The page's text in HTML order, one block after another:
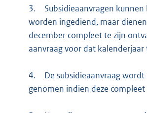
3.
Subsidieaanvragen
worden ingediend, maar
december compleet te zijn
aanvraag voor dat kalenderjaar
4.
De subsidieaanvraag
genomen indien deze compleet